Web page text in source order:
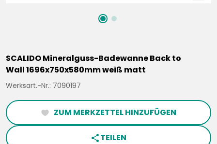
SCALIDO Mineralguss-Badewanne Back to
Wall 1696x750x580mm weiß matt
Werksart.-Nr.: 7090197
heartFilled ZUM MERKZETTEL HINZUFÜGEN
share TEILEN